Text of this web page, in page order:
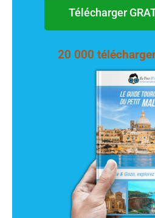
Télécharger
20 000